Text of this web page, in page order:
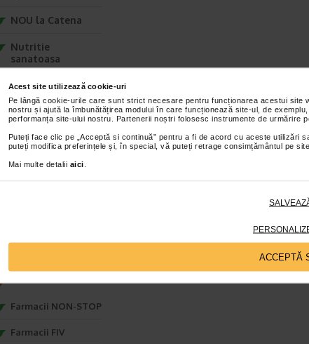
Acest site utilizează cookie-uri
Pe lângă cookie-urile care sunt strict necesare pentru funcționarea acestui
nostru și ajută la îmbunătățirea modului în care funcționează site-ul, de
performanța site-ului nostru. Partenerii noștri folosesc instrumente de urmărire
Puteți face clic pe „Acceptă si continuă” pentru a fi de acord cu aceste utilizări
puteți modifica preferințele și, în special, vă puteți retrage consimțământul pe
Mai multe detalii aici
ACCEPTĂ
NOU la Catena
Nutritie
sanatoasa
Ce Oftapic ti se
potriveste
Adora – Adorabili
din prima clipa
Seturi cadou
infoline@catena.ro
FARMACII
Farmacii NON-STOP
Farmacii FIV